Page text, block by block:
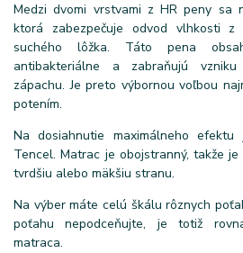
Medzi dvomi vrstvami z HR peny sa
ktorá zabezpečuje odvod vlhkosti z
suchého lôžka. Táto pena
antibakteriálne a zabraňujú
zápachu. Je preto výbornou voľbou
potením.
Na dosiahnutie maximálneho
Tencel. Matrac je obojstranný, takže
tvrdšiu alebo mäkšiu stranu.
Na výber máte celú škálu rôznych
poťahu nepodceňujte, je totiž
matraca.